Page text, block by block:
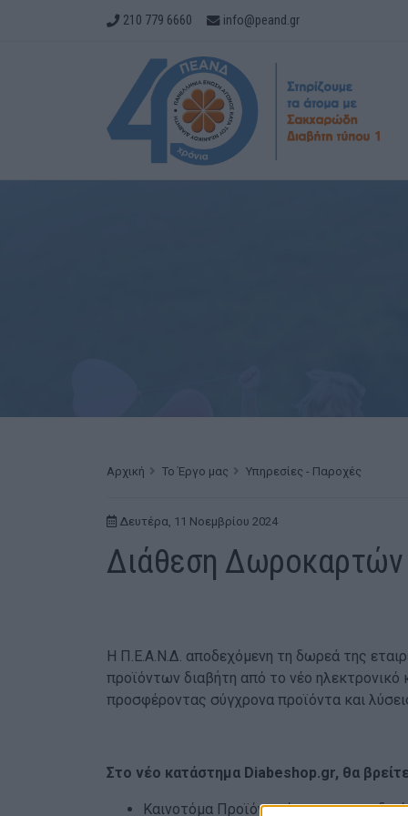
210 779 6660 info@peand.gr
Αρχική Το Έργο μας Υπηρεσίες - Παροχές
Δευτέρα, 11 Νοεμβρίου 2024
Διάθεση Δωροκαρτών
Η Π.Ε.Α.Ν.Δ. αποδεχόμενη τη δωρεά της
προϊόντων διαβήτη από το νέο
προσφέροντας σύγχρονα προϊόντα και
Στο νέο κατάστημα Diabeshop.gr, θα
Καινοτόμα Προϊόντα όπως το